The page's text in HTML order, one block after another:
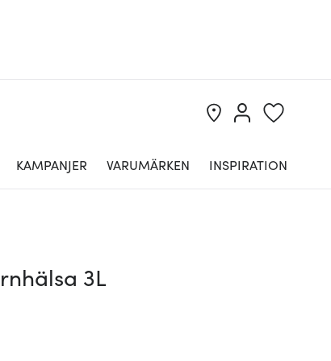
KAMPANJER VARUMÄRKEN INSPIRATION
3L